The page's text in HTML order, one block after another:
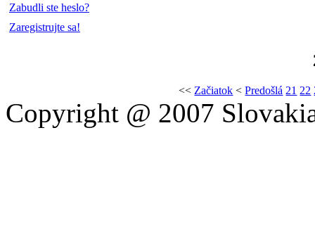
Zabudli ste heslo?
Zaregistrujte sa!
<< Začiatok <Predošlá 21 22
Copyright @ 2007